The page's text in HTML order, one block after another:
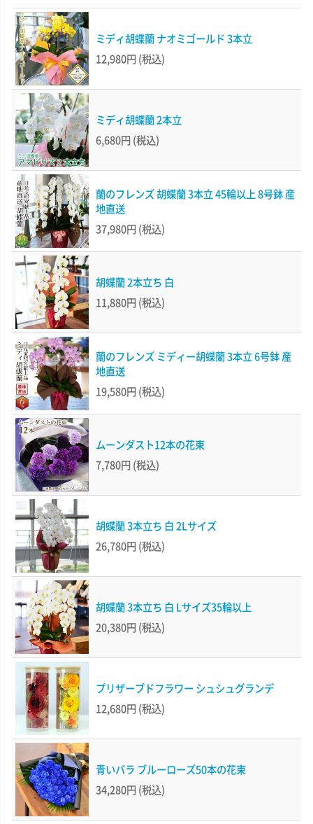
ミディ胡蝶蘭 ナオミゴールド 3本立
12,980円 (税込)
ミディ胡蝶蘭 2本立
6,680円 (税込)
蘭のフレンズ 胡蝶蘭 3本立 45輪以上 8号鉢 産
地直送
37,980円 (税込)
胡蝶蘭 2本立ち 白
11,880円 (税込)
蘭のフレンズ ミディー胡蝶蘭 3本立 6号鉢 産
地直送
19,580円 (税込)
ムーンダスト12本の花束
7,780円 (税込)
胡蝶蘭 3本立ち 白 2Lサイズ
26,780円 (税込)
胡蝶蘭 3本立ち 白 Lサイズ35輪以上
20,380円 (税込)
プリザーブドフラワー シュシュグランデ
12,680円 (税込)
青いバラ ブルーローズ50本の花束
34,280円 (税込)